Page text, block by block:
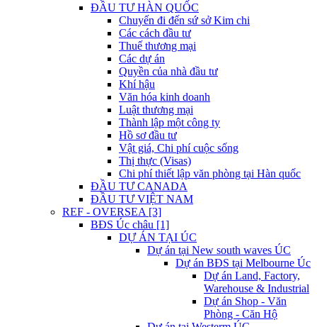
ĐẦU TƯ HÀN QUỐC
Chuyến đi đến sứ sở Kim chi
Các cách đầu tư
Thuế thương mại
Các dự án
Quyền của nhà đầu tư
Khí hậu
Văn hóa kinh doanh
Luật thương mại
Thành lập một công ty
Hồ sơ đầu tư
Vật giá, Chi phí cuộc sống
Thị thực (Visas)
Chi phí thiết lập văn phòng tại Hàn quốc
ĐẦU TƯ CANADA
ĐẦU TƯ VIỆT NAM
REF - OVERSEA [3]
BĐS Úc châu [1]
DỰ ÁN TẠI ÚC
Dự án tại New south waves ÚC
Dự án BĐS tại Melbourne Úc
Dự án Land, Factory,
Warehouse & Industrial
Dự án Shop - Văn
Phòng - Căn Hộ